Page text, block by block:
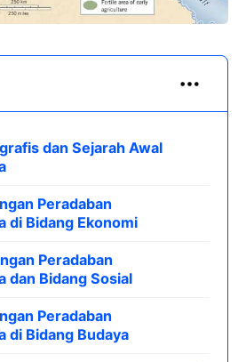
dan Sejarah Awal
Peradaban
di Bidang Ekonomi
Peradaban
dan Bidang Sosial
Peradaban
di Bidang Budaya